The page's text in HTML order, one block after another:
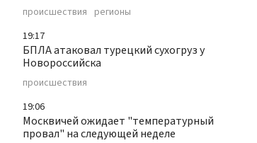
происшествия регионы
19:17
БПЛА атаковал турецкий сухогруз у
Новороссийска
происшествия
19:06
Москвичей ожидает "температурный
провал" на следующей неделе